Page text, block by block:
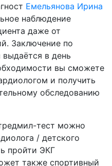
Емельянова Ирина
наблюдение
даже от
Заключение по
выдаётся в день
вы сможете
и получить
обследованию
тест можно
/ детского
пройти ЭКГ
также спортивный